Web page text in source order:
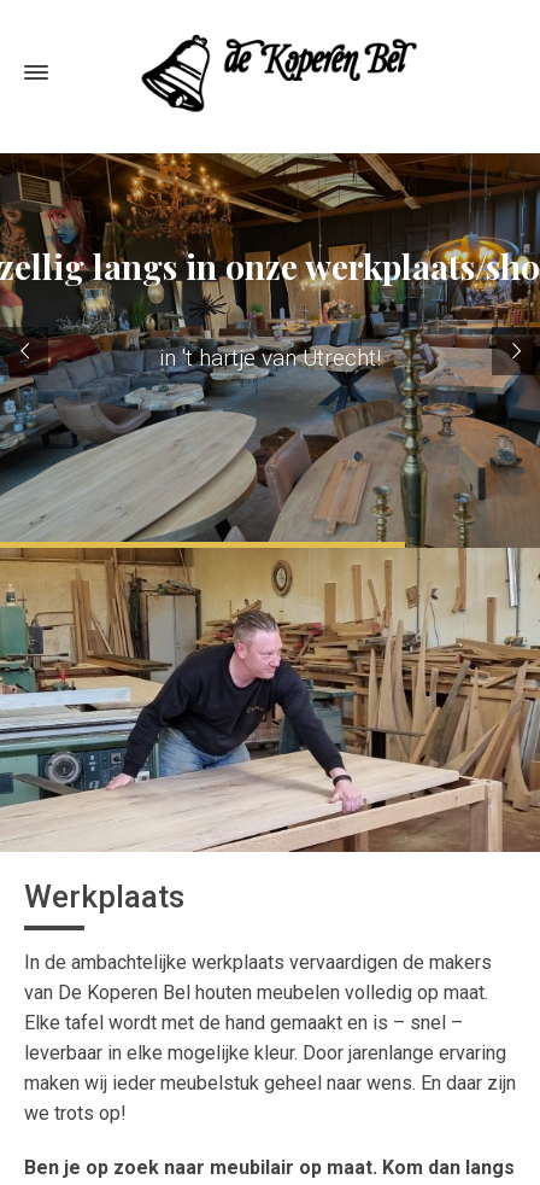
in 't hartje van Utrecht!
langs in onze werkplaats/
Werkplaats
In de ambachtelijke werkplaats vervaardigen de makers
van De Koperen Bel houten meubelen volledig op maat.
Elke tafel wordt met de hand gemaakt en is – snel –
leverbaar in elke mogelijke kleur. Door jarenlange ervaring
maken wij ieder meubelstuk geheel naar wens. En daar zijn
we trots op!
Ben je op zoek naar meubilair op maat. Kom dan langs